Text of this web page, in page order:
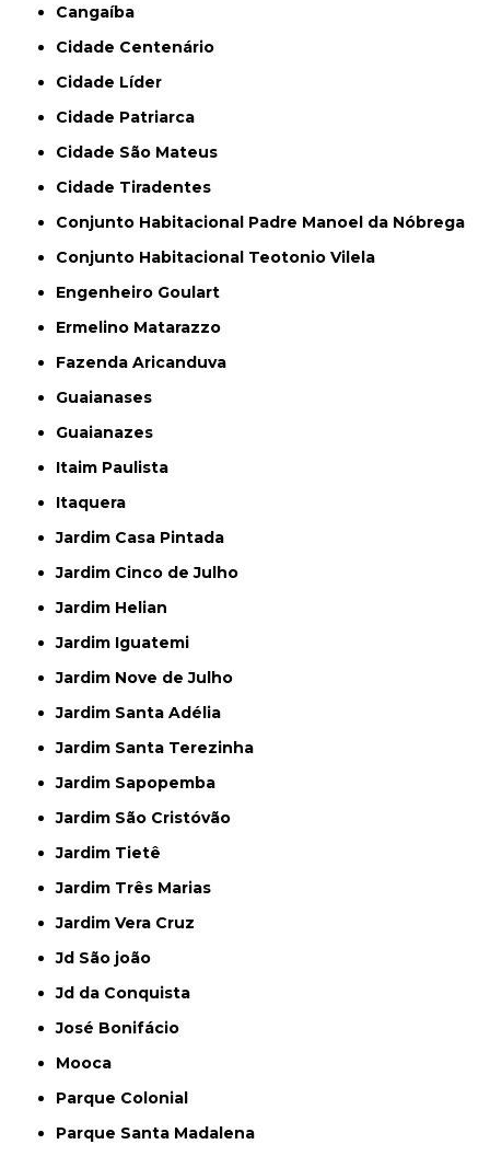
Cangaíba
Cidade Centenário
Cidade Líder
Cidade Patriarca
Cidade São Mateus
Cidade Tiradentes
Conjunto Habitacional Padre Manoel da Nóbrega
Conjunto Habitacional Teotonio Vilela
Engenheiro Goulart
Ermelino Matarazzo
Fazenda Aricanduva
Guaianases
Guaianazes
Itaim Paulista
Itaquera
Jardim Casa Pintada
Jardim Cinco de Julho
Jardim Helian
Jardim Iguatemi
Jardim Nove de Julho
Jardim Santa Adélia
Jardim Santa Terezinha
Jardim Sapopemba
Jardim São Cristóvão
Jardim Tietê
Jardim Três Marias
Jardim Vera Cruz
Jd São joão
Jd da Conquista
José Bonifácio
Mooca
Parque Colonial
Parque Santa Madalena